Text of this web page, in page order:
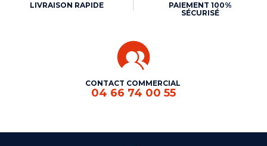
LIVRAISON RAPIDE
PAIEMENT 100%
SÉCURISÉ
CONTACT COMMERCIAL
04 66 74 00 55